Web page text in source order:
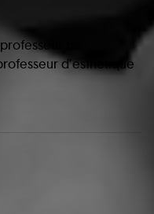
de
d’esthétique